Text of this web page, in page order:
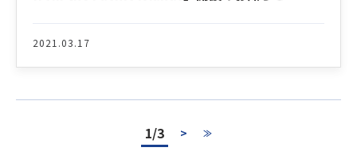
2021.03.17
1/3 > ≫